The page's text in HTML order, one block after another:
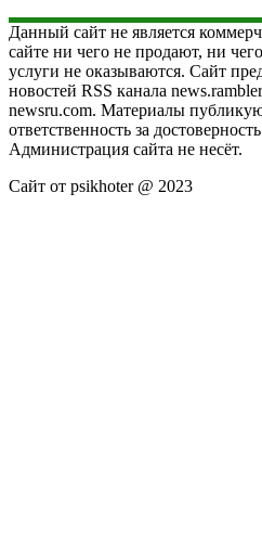
Данный сайт не является
сайте ни чего не продают, ни
услуги не оказываются. Сайт
новостей RSS канала
newsru.com. Материалы
ответственность за
Администрация сайта не несёт.
Сайт от psikhoter @ 2023